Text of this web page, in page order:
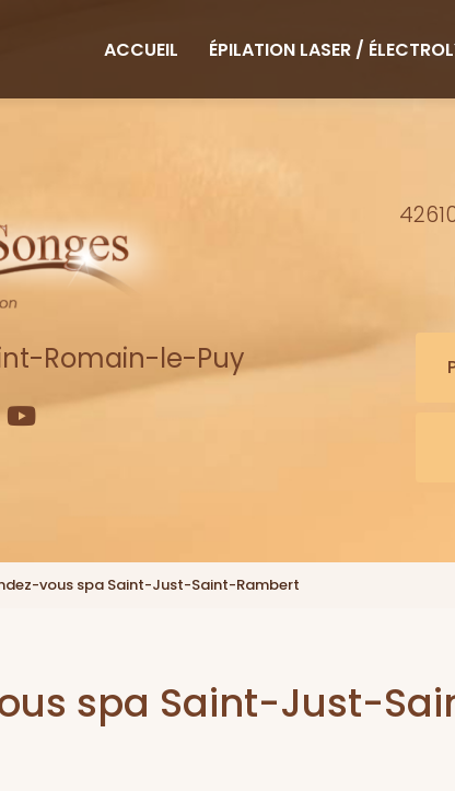
ACCUEIL
ÉPILATION LASER /
Romain-le-Puy
vous spa Saint-Just-Saint-Rambert
spa Saint-Just-